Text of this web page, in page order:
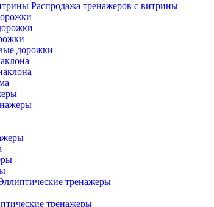
Распродажа тренажеров с витрины
дорожки
тренажеры
тренажеры